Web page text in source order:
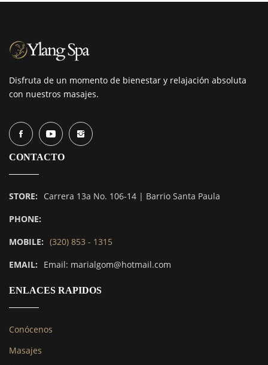
Disfruta de un momento de bienestar y relajación absoluta
con nuestros masajes.
CONTACTO
STORE:
Carrera 13a No. 106-14 | Barrio Santa Paula
PHONE:
MOBILE: (320) 853 - 1315
EMAIL:
Email: marialgom@hotmail.com
ENLACES RAPIDOS
Conócenos
Masajes